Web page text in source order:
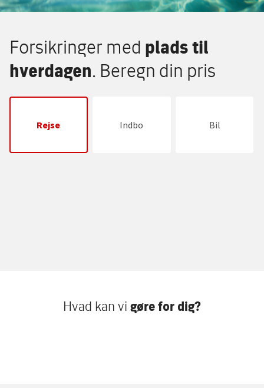
Forsikringer med plads til
hverdagen. Beregn din pris
Rejse Indbo Bil
Hvad kan vi gøre for dig?